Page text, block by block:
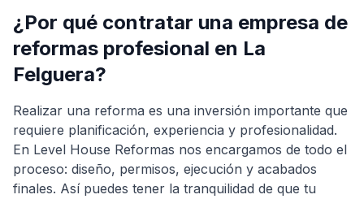
¿Por qué contratar una empresa de
reformas profesional en La
Felguera?
Realizar una reforma es una inversión importante que
requiere planificación, experiencia y profesionalidad.
En Level House Reformas nos encargamos de todo el
proceso: diseño, permisos, ejecución y acabados
finales. Así puedes tener la tranquilidad de que tu